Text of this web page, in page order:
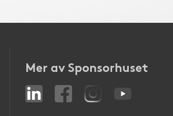
Mer av Sponsorhuset